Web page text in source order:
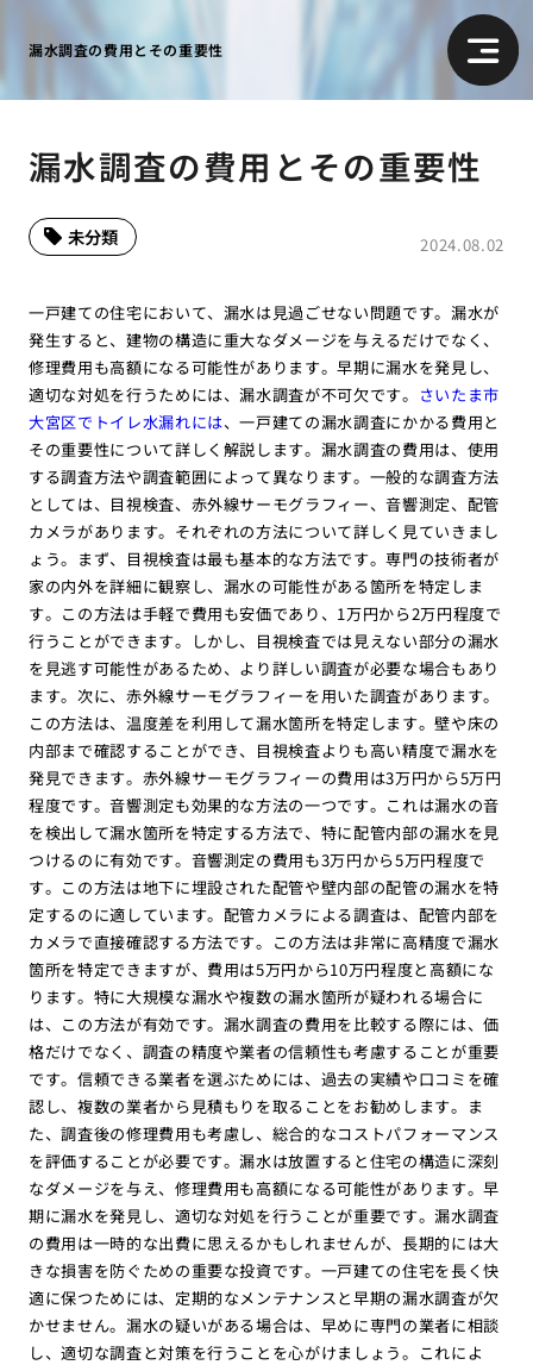
漏水調査の費用とその重要性
漏水調査の費用とその重要性
2024.08.02
未分類
一戸建ての住宅において、漏水は見過ごせない問題です。漏水が
発生すると、建物の構造に重大なダメージを与えるだけでなく、
修理費用も高額になる可能性があります。早期に漏水を発見し、
適切な対処を行うためには、漏水調査が不可欠です。 さいたま市
大宮区でトイレ水漏れには、一戸建ての漏水調査にかかる費用と
その重要性について詳しく解説します。漏水調査の費用は、使用
する調査方法や調査範囲によって異なります。一般的な調査方法
としては、目視検査、赤外線サーモグラフィー、音響測定、配管
カメラがあります。それぞれの方法について詳しく見ていきまし
ょう。まず、目視検査は最も基本的な方法です。専門の技術者が
家の内外を詳細に観察し、漏水の可能性がある箇所を特定しま
す。この方法は手軽で費用も安価であり、1万円から2万円程度で
行うことができます。しかし、目視検査では見えない部分の漏水
を見逃す可能性があるため、より詳しい調査が必要な場合もあり
ます。次に、赤外線サーモグラフィーを用いた調査があります。
この方法は、温度差を利用して漏水箇所を特定します。壁や床の
内部まで確認することができ、目視検査よりも高い精度で漏水を
発見できます。赤外線サーモグラフィーの費用は3万円から5万円
程度です。音響測定も効果的な方法の一つです。これは漏水の音
を検出して漏水箇所を特定する方法で、特に配管内部の漏水を見
つけるのに有効です。音響測定の費用も3万円から5万円程度で
す。この方法は地下に埋設された配管や壁内部の配管の漏水を特
定するのに適しています。配管カメラによる調査は、配管内部を
カメラで直接確認する方法です。この方法は非常に高精度で漏水
箇所を特定できますが、費用は5万円から10万円程度と高額にな
ります。特に大規模な漏水や複数の漏水箇所が疑われる場合に
は、この方法が有効です。漏水調査の費用を比較する際には、価
格だけでなく、調査の精度や業者の信頼性も考慮することが重要
です。信頼できる業者を選ぶためには、過去の実績や口コミを確
認し、複数の業者から見積もりを取ることをお勧めします。ま
た、調査後の修理費用も考慮し、総合的なコストパフォーマンス
を評価することが必要です。漏水は放置すると住宅の構造に深刻
なダメージを与え、修理費用も高額になる可能性があります。早
期に漏水を発見し、適切な対処を行うことが重要です。漏水調査
の費用は一時的な出費に思えるかもしれませんが、長期的には大
きな損害を防ぐための重要な投資です。一戸建ての住宅を長く快
適に保つためには、定期的なメンテナンスと早期の漏水調査が欠
かせません。漏水の疑いがある場合は、早めに専門の業者に相談
し、適切な調査と対策を行うことを心がけましょう。これによ